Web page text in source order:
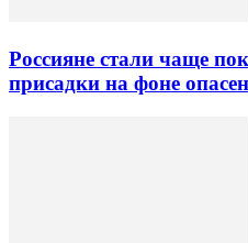
Россияне стали чаще
присадки на фоне